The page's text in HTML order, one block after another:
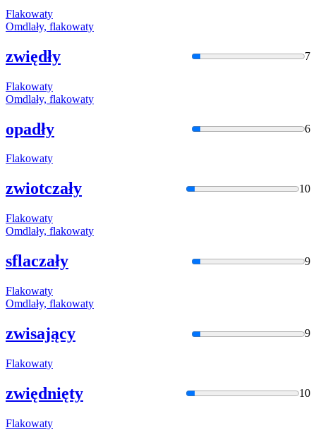
Flakowaty
Omdlały, flakowaty
zwiędły 7
Flakowaty
Omdlały, flakowaty
opadły 6
Flakowaty
zwiotczały 10
Flakowaty
Omdlały, flakowaty
sflaczały 9
Flakowaty
Omdlały, flakowaty
zwisający 9
Flakowaty
zwiędnięty 10
Flakowaty